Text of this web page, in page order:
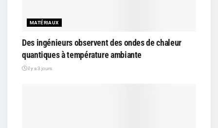
MATÉRIAUX
Des ingénieurs observent des ondes de chaleur
quantiques à température ambiante
il y a 3 jours